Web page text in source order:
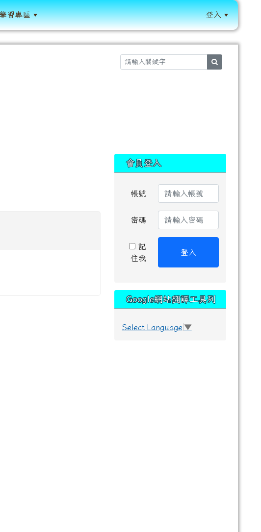
習專區 登入
會員登入
帳號
密碼
記
住我
登入
Google網站翻譯工具列
Select Language ▼